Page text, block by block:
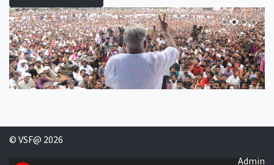
© VSF@ 2026
Admin